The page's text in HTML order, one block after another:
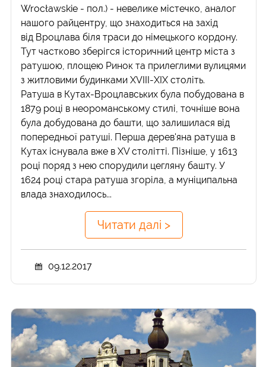
Wrocławskie - пол.) - невелике містечко, аналог
нашого райцентру, що знаходиться на захід
від Вроцлава біля траси до німецького кордону.
Тут частково зберігся історичний центр міста з
ратушою, площею Ринок та прилеглими вулицями
з житловими будинками XVIII-XIX століть.
Ратуша в Кутах-Вроцлавських була побудована в
1879 році в неороманському стилі, точніше вона
була добудована до башти, що залишилася від
попередньої ратуші. Перша дерев'яна ратуша в
Кутах існувала вже в XV столітті. Пізніше, у 1613
році поряд з нею спорудили цегляну башту. У
1624 році стара ратуша згоріла, а муніципальна
влада знаходилось...
Читати далі >
09.12.2017